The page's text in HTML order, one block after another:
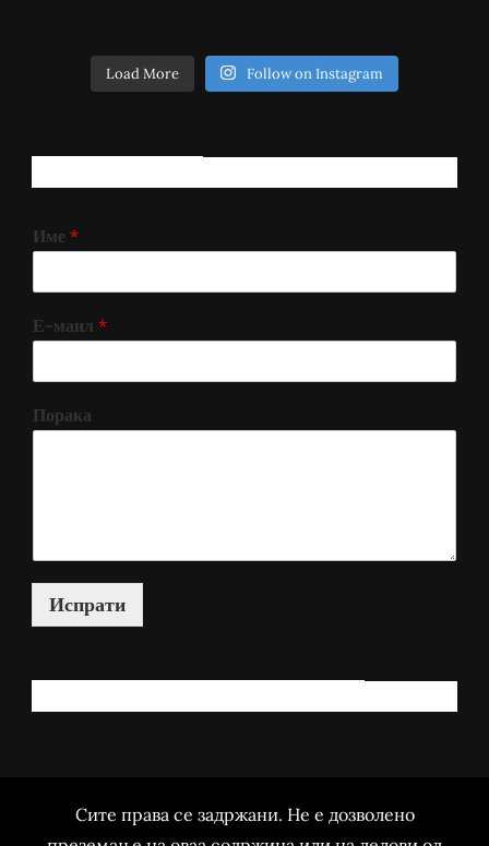
Load More Follow on Instagram
Име *
Е-маил *
Порака
Испрати
Сите права се задржани. Не е дозволено